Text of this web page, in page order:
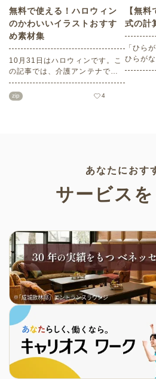
無料で使える！ハロウィン
のかわいいイラストおすす
め素材集
10月31日はハロウィンです。こ
の記事では、介護アンテナで扱
う高齢者向けイラスト素材か
ら、ハロウィンにちなんだおば
zip 4
【無
式の計
「ひら
ひらが
る問題
グメモ
あなたにおす
サービス